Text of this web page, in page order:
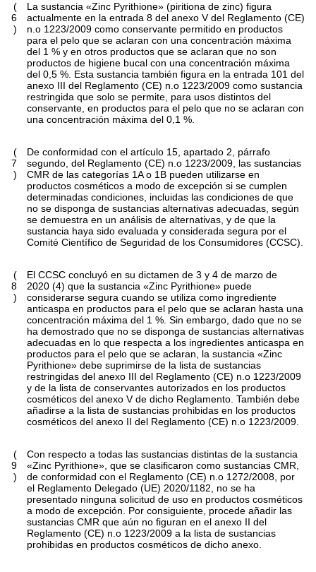
(
6
)
La sustancia «Zinc Pyrithione» (piritiona de zinc) figura
actualmente en la entrada 8 del anexo V del Reglamento (CE)
n.o 1223/2009 como conservante permitido en productos
para el pelo que se aclaran con una concentración máxima
del 1 % y en otros productos que se aclaran que no son
productos de higiene bucal con una concentración máxima
del 0,5 %. Esta sustancia también figura en la entrada 101 del
anexo III del Reglamento (CE) n.o 1223/2009 como sustancia
restringida que solo se permite, para usos distintos del
conservante, en productos para el pelo que no se aclaran con
una concentración máxima del 0,1 %.
(
7
)
De conformidad con el artículo 15, apartado 2, párrafo
segundo, del Reglamento (CE) n.o 1223/2009, las sustancias
CMR de las categorías 1A o 1B pueden utilizarse en
productos cosméticos a modo de excepción si se cumplen
determinadas condiciones, incluidas las condiciones de que
no se disponga de sustancias alternativas adecuadas, según
se demuestra en un análisis de alternativas, y de que la
sustancia haya sido evaluada y considerada segura por el
Comité Científico de Seguridad de los Consumidores (CCSC).
(
8
)
El CCSC concluyó en su dictamen de 3 y 4 de marzo de
2020(4) que la sustancia «Zinc Pyrithione» puede
considerarse segura cuando se utiliza como ingrediente
anticaspa en productos para el pelo que se aclaran hasta una
concentración máxima del 1 %. Sin embargo, dado que no se
ha demostrado que no se disponga de sustancias alternativas
adecuadas en lo que respecta a los ingredientes anticaspa en
productos para el pelo que se aclaran, la sustancia «Zinc
Pyrithione» debe suprimirse de la lista de sustancias
restringidas del anexo III del Reglamento (CE) n.o 1223/2009
y de la lista de conservantes autorizados en los productos
cosméticos del anexo V de dicho Reglamento. También debe
añadirse a la lista de sustancias prohibidas en los productos
cosméticos del anexo II del Reglamento (CE) n.o 1223/2009.
(
9
)
Con respecto a todas las sustancias distintas de la sustancia
«Zinc Pyrithione», que se clasificaron como sustancias CMR,
de conformidad con el Reglamento (CE) n.o 1272/2008, por
el Reglamento Delegado (UE) 2020/1182, no se ha
presentado ninguna solicitud de uso en productos cosméticos
a modo de excepción. Por consiguiente, procede añadir las
sustancias CMR que aún no figuran en el anexo II del
Reglamento (CE) n.o 1223/2009 a la lista de sustancias
prohibidas en productos cosméticos de dicho anexo.